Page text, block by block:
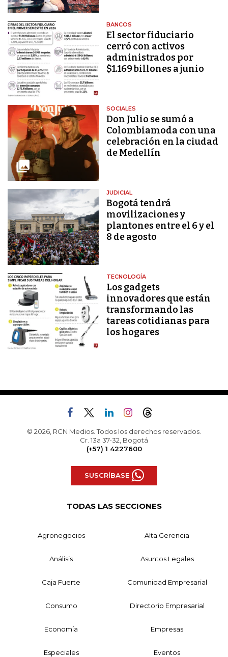
BANCOS
El sector fiduciario
cerró con activos
administrados por
$1.169 billones a junio
SOCIALES
Don Julio se sumó a
Colombiamoda con una
celebración en la ciudad
de Medellín
JUDICIAL
Bogotá tendrá
movilizaciones y
plantones entre el 6 y el
8 de agosto
TECNOLOGÍA
Los gadgets
innovadores que están
transformando las
tareas cotidianas para
los hogares
© 2026, RCN Medios. Todos los derechos reservados.
Cr. 13a 37-32, Bogotá
(+57) 1 4227600
SUSCRÍBASE
TODAS LAS SECCIONES
Agronegocios Alta Gerencia
Análisis Asuntos Legales
Caja Fuerte Comunidad Empresarial
Consumo Directorio Empresarial
Economía Empresas
Especiales Eventos